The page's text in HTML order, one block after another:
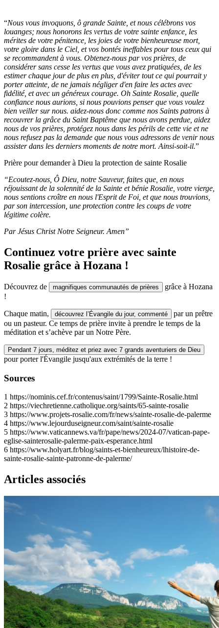
“Nous vous invoquons, ô grande Sainte, et nous célébrons vos
louanges; nous honorons les vertus de votre sainte enfance, les
mérites de votre pénitence, les joies de votre bienheureuse mort,
votre gloire dans le Ciel, et vos bontés ineffables pour tous ceux qui
se recommandent à vous. Obtenez-nous par vos prières, de
considérer sans cesse les vertus que vous avez pratiquées, de les
estimer chaque jour de plus en plus, d'éviter tout ce qui pourrait y
porter atteinte, de ne jamais négliger d'en faire les actes avec
fidélité, et avec un généreux courage. Oh Sainte Rosalie, quelle
confiance nous aurions, si nous pouvions penser que vous voulez
bien veiller sur nous. aidez-nous donc comme nos Saints patrons à
recouvrer la grâce du Saint Baptême que nous avons perdue, aidez
nous de vos prières, protégez nous dans les périls de cette vie et ne
nous refusez pas la demande que nous vous adressons de venir nous
assister dans les derniers moments de notre mort. Ainsi-soit-il.”
Prière pour demander à Dieu la protection de sainte Rosalie
“Ecoutez-nous, Ô Dieu, notre Sauveur, faites que, en nous
réjouissant de la solennité de la Sainte et bénie Rosalie, votre vierge,
nous sentions croître en nous l'Esprit de Foi, et que nous trouvions,
par son intercession, une protection contre les coups de votre
légitime colère.
Par Jésus Christ Notre Seigneur. Amen”
Continuez votre prière avec sainte
Rosalie grâce à Hozana !
Découvrez de magnifiques communautés de prières
grâce à Hozana
!
Chaque matin, découvrez l’Évangile du jour, commenté
par un prêtre
ou un pasteur. Ce temps de prière invite à prendre le temps de la
méditation et s’achève par un Notre Père.
Pendant 7 jours, méditez et priez avec 7 grands aventuriers de Dieu
pour porter l'Évangile jusqu'aux extrémités de la terre !
Sources
1 https://nominis.cef.fr/contenus/saint/1799/Sainte-Rosalie.html
2 https://viechretienne.catholique.org/saints/65-sainte-rosalie
3 https://www.projets-rosalie.com/fr/news/sainte-rosalie-de-palerme
4 https://www.lejourduseigneur.com/saint/sainte-rosalie
5 https://www.vaticannews.va/fr/pape/news/2024-07/vatican-pape-
eglise-sainterosalie-palerme-paix-esperance.html
6 https://www.holyart.fr/blog/saints-et-bienheureux/lhistoire-de-
sainte-rosalie-sainte-patronne-de-palerme/
Articles associés